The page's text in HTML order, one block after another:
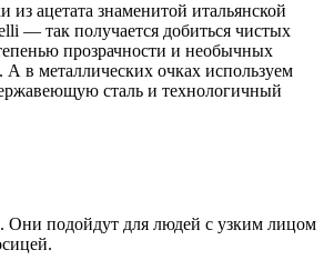
ацетата знаменитой итальянской
— так получается добиться чистых
прозрачности и необычных
А в металлических очках используем
сталь и технологичный
Они подойдут для людей с узким лицом